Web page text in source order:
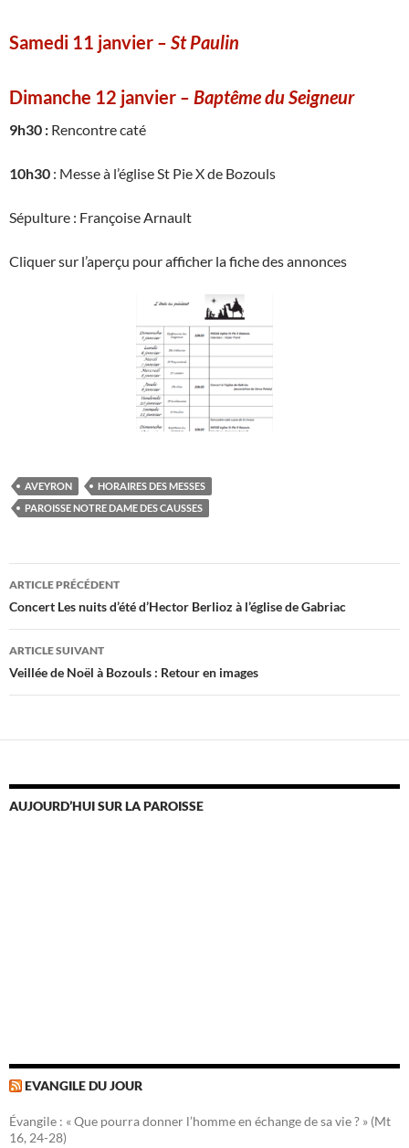
Samedi 11 janvier – St Paulin
Dimanche 12 janvier – Baptême du Seigneur
9h30 : Rencontre caté
10h30 : Messe à l’église St Pie X de Bozouls
Sépulture : Françoise Arnault
Cliquer sur l’aperçu pour afficher la fiche des annonces
AVEYRON
HORAIRES DES MESSES
PAROISSE NOTRE DAME DES CAUSSES
Navigation
des
articles
ARTICLE PRÉCÉDENT
Concert Les nuits d’été d’Hector Berlioz à l’église de Gabriac
ARTICLE SUIVANT
Veillée de Noël à Bozouls : Retour en images
AUJOURD’HUI SUR LA PAROISSE
EVANGILE DU JOUR
Évangile : « Que pourra donner l’homme en échange de sa vie ? » (Mt
16, 24-28)